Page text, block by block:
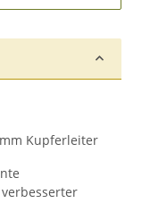
Kupferleiter